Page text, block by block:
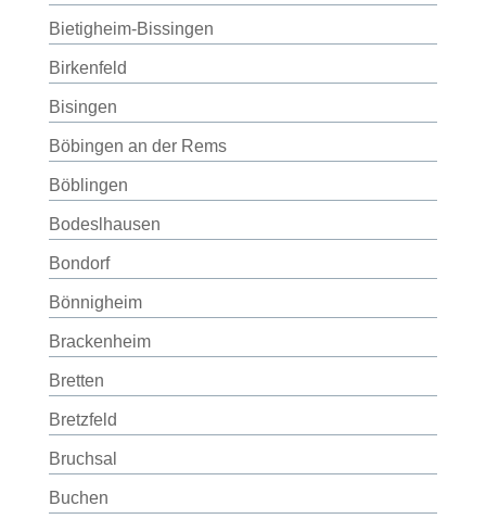
Bietigheim-Bissingen
Birkenfeld
Bisingen
Böbingen an der Rems
Böblingen
Bodeslhausen
Bondorf
Bönnigheim
Brackenheim
Bretten
Bretzfeld
Bruchsal
Buchen